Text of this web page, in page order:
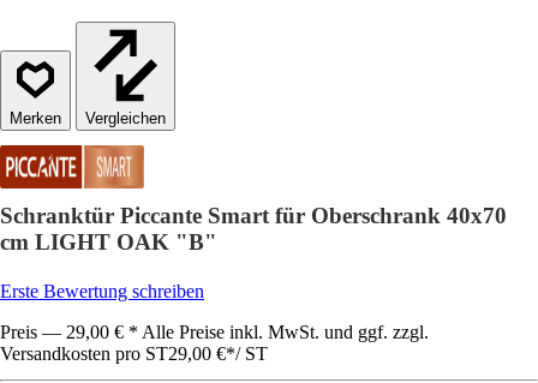
Vergleichen
Schranktür Piccante Smart für Oberschrank 40x70
cm LIGHT OAK "B"
Erste Bewertung schreiben
Preis — 29,00 € * Alle Preise inkl. MwSt. und ggf. zzgl.
Versandkosten pro ST29,00 €*/ ST